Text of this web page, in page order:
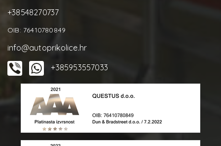
+38548270737
OIB: 76410780849
info@autoprikolice.hr
+385953557033